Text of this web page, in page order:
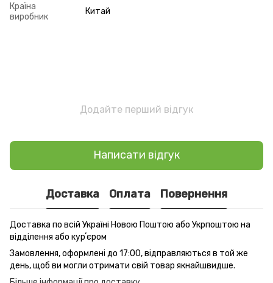
Країна
виробник
Китай
Додайте перший відгук
Написати відгук
Доставка Оплата Повернення
Доставка по всій Україні Новою Поштою або Укрпоштою на
відділення або курʼєром
Замовлення, оформлені до 17:00, відправляються в той же
день, щоб ви могли отримати свій товар якнайшвидше.